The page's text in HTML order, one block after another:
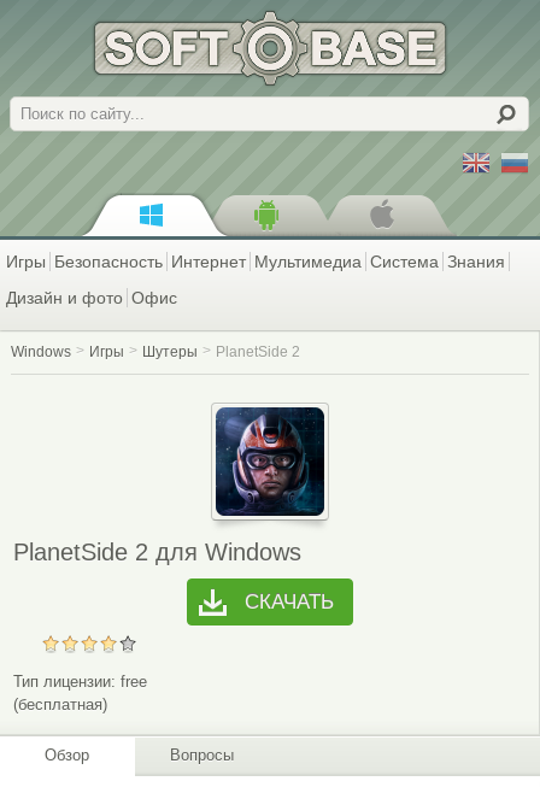
Поиск
Игры Безопасность Интернет Мультимедиа Система Знания
Дизайн и фото Офис
Windows Игры Шутеры PlanetSide 2
PlanetSide 2 для Windows
СКАЧАТЬ
Тип лицензии: free
(бесплатная)
Обзор Вопросы